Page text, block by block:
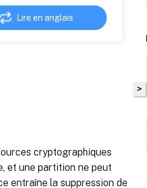
Lire en anglais
cryptographiques
et une partition ne peut
entraîne la suppression de
>